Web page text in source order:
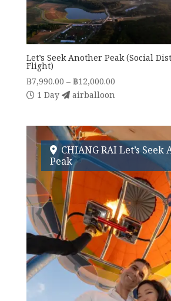
Let’s Seek Another Peak (Social
Flight)
฿7,990.00 – ฿12,000.00Price
฿12,000.00
1 Day airballoon
CHIANG RAI Let’s Seek
Peak